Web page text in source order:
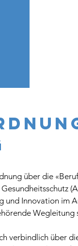
über die
und Innovation im
Wegleitung
verbindlich über